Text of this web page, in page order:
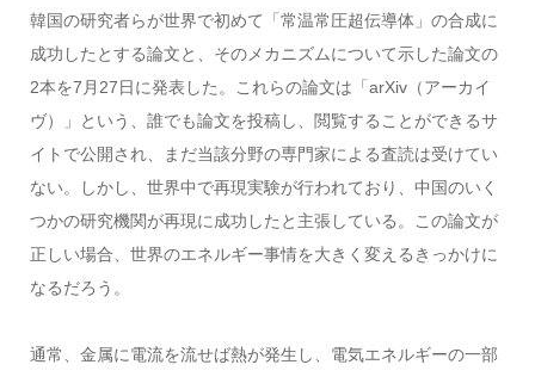
韓国の研究者らが世界で初めて「常温常圧超伝導体」の合成に
成功したとする論文と、そのメカニズムについて示した論文の
2本を7月27日に発表した。これらの論文は「arXiv（アーカイ
ヴ）」という、誰でも論文を投稿し、閲覧することができるサ
イトで公開され、まだ当該分野の専門家による査読は受けてい
ない。しかし、世界中で再現実験が行われており、中国のいく
つかの研究機関が再現に成功したと主張している。この論文が
正しい場合、世界のエネルギー事情を大きく変えるきっかけに
なるだろう。
通常、金属に電流を流せば熱が発生し、電気エネルギーの一部